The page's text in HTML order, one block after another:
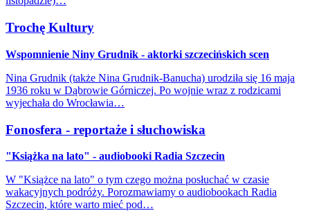
Trochę Kultury
Wspomnienie Niny Grudnik - aktorki szczecińskich scen
Nina Grudnik (także Nina Grudnik-Banucha) urodziła się 16 maja
1936 roku w Dąbrowie Górniczej. Po wojnie wraz z rodzicami
wyjechała do Wrocławia…
Fonosfera - reportaże i słuchowiska
"Książka na lato" - audiobooki Radia Szczecin
W "Książce na lato" o tym czego można posłuchać w czasie
wakacyjnych podróży. Porozmawiamy o audiobookach Radia
Szczecin, które warto mieć pod…